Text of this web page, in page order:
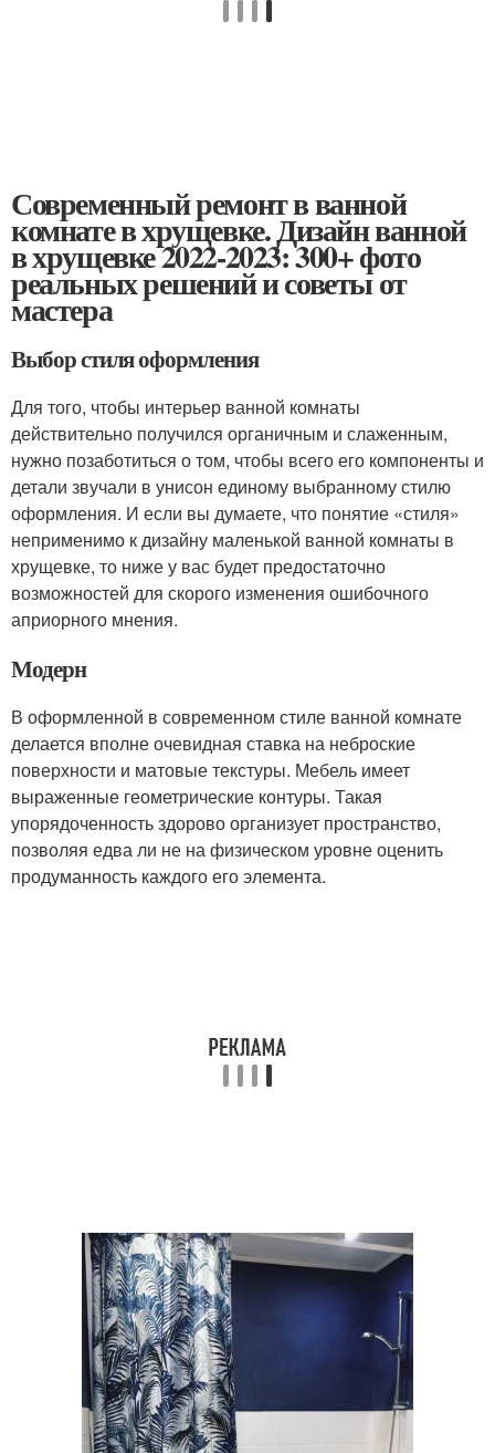
Современный ремонт в ванной
комнате в хрущевке. Дизайн ванной
в хрущевке 2022-2023: 300+ фото
реальных решений и советы от
мастера
Выбор стиля оформления
Для того, чтобы интерьер ванной комнаты
действительно получился органичным и слаженным,
нужно позаботиться о том, чтобы всего его компоненты и
детали звучали в унисон единому выбранному стилю
оформления. И если вы думаете, что понятие «стиля»
неприменимо к дизайну маленькой ванной комнаты в
хрущевке, то ниже у вас будет предостаточно
возможностей для скорого изменения ошибочного
априорного мнения.
Модерн
В оформленной в современном стиле ванной комнате
делается вполне очевидная ставка на неброские
поверхности и матовые текстуры. Мебель имеет
выраженные геометрические контуры. Такая
упорядоченность здорово организует пространство,
позволяя едва ли не на физическом уровне оценить
продуманность каждого его элемента.